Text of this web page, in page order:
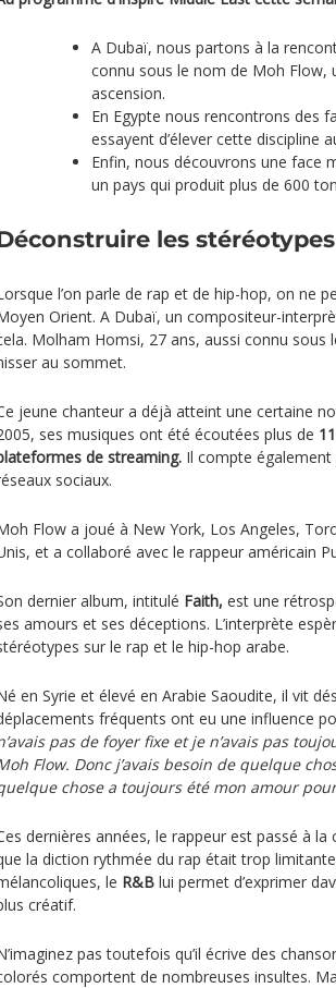
A Dubaï, nous partons à la
connu sous le nom de Moh Flow,
ascension.
En Egypte nous rencontrons des
essayent d’élever cette discipline
Enfin, nous découvrons une face
un pays qui produit plus de 600
les
l’on parle de rap et de hip-hop, on ne
Orient. A Dubaï, un compositeur-
Molham Homsi, 27 ans, aussi connu sous
au sommet.
jeune chanteur a déjà atteint une certaine
ses musiques ont été écoutées plus de
de streaming. Il compte également
sociaux.
Flow a joué à New York, Los Angeles,
et a collaboré avec le rappeur américain
dernier album, intitulé Faith, est une
amours et ses déceptions. L’interprète
sur le rap et le hip-hop arabe.
en Syrie et élevé en Arabie Saoudite, il vit
fréquents ont eu une influence
pas de foyer fixe et je n’avais pas
Flow. Donc j’avais besoin de quelque
chose a toujours été mon amour
dernières années, le rappeur est passé à
la diction rythmée du rap était trop
le R&B lui permet d’exprimer
créatif.
pas toutefois qu’il écrive des
comportent de nombreuses insultes.